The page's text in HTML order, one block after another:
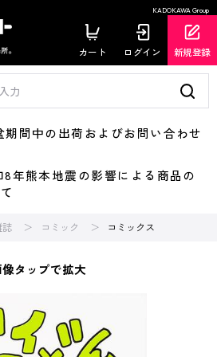
KADOKAWA Group
カート ログイン 新規登録
間中の出荷およびお問い合わせ
熊本地震の影響による商品の
誌 コミック コミックス
タップで拡大